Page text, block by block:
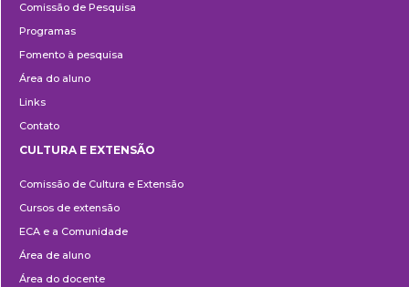
Comissão de Pesquisa
Programas
Fomento à pesquisa
Área do aluno
Links
Contato
e
Extensão
CULTURA E EXTENSÃO
Comissão de Cultura e Extensão
Cursos de extensão
ECA e a Comunidade
Área de aluno
Área do docente